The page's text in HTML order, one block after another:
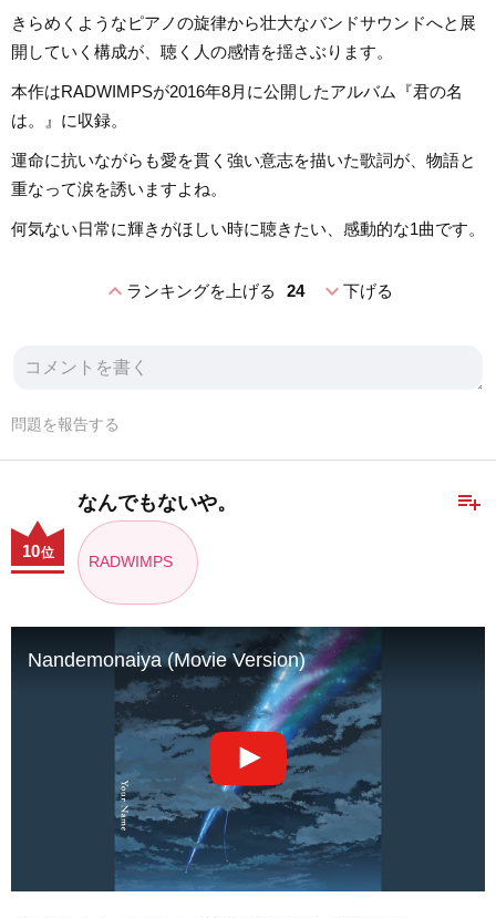
きらめくようなピアノの旋律から壮大なバンドサウンドへと展
開していく構成が、聴く人の感情を揺さぶります。
本作はRADWIMPSが2016年8月に公開したアルバム『君の名
は。』に収録。
運命に抗いながらも愛を貫く強い意志を描いた歌詞が、物語と
重なって涙を誘いますよね。
何気ない日常に輝きがほしい時に聴きたい、感動的な1曲です。
expand_lessランキングを上げる 24 expand_more下げる
問題を報告する
playlist_add
なんでもないや。
RADWIMPS
10位
Nandemonaiya (Movie Version)